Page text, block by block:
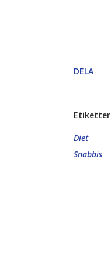
DELA
Etiketter
Diet
Snabbis